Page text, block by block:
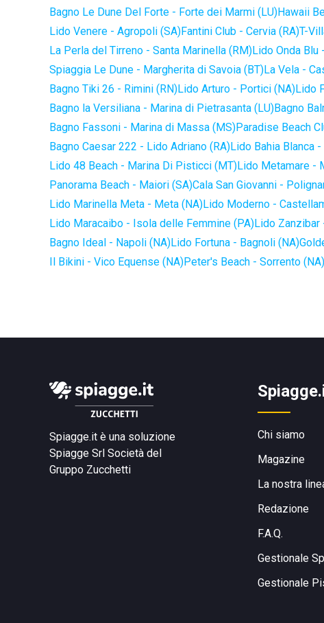
Bagno Le Dune Del Forte - Forte dei Marmi (LU)Hawaii
Lido Venere - Agropoli (SA)Fantini Club - Cervia (RA)T-
La Perla del Tirreno - Santa Marinella (RM)Lido Onda Blu
Spiaggia Le Dune - Margherita di Savoia (BT)La Vela -
Bagno Tiki 26 - Rimini (RN)Lido Arturo - Portici (NA)Lido
Bagno la Versiliana - Marina di Pietrasanta (LU)Bagno
Bagno Fassoni - Marina di Massa (MS)Paradise Beach
Bagno Caesar 222 - Lido Adriano (RA)Lido Bahia Blanca -
Lido 48 Beach - Marina Di Pisticci (MT)Lido Metamare -
Panorama Beach - Maiori (SA)Cala San Giovanni -
Lido Marinella Meta - Meta (NA)Lido Moderno -
Lido Maracaibo - Isola delle Femmine (PA)Lido Zanzibar
Bagno Ideal - Napoli (NA)Lido Fortuna - Bagnoli (NA)
Il Bikini - Vico Equense (NA)Peter's Beach - Sorrento (NA)
Spiagge.it è una soluzione
Spiagge Srl Società del
Gruppo Zucchetti
Chi siamo
Magazine
La nostra
Redazione
F.A.Q.
Gestionale
Gestionale